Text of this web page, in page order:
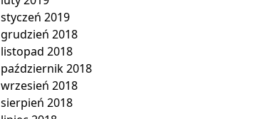
styczeń 2019
grudzień 2018
listopad 2018
październik 2018
wrzesień 2018
sierpień 2018